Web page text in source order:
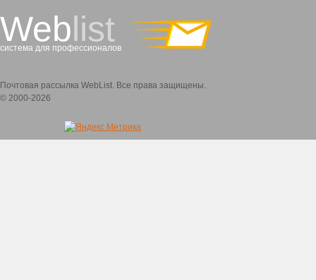
Weblist
система для профессионалов
Почтовая рассылка WebList. Все права защищены.
© 2000-2026